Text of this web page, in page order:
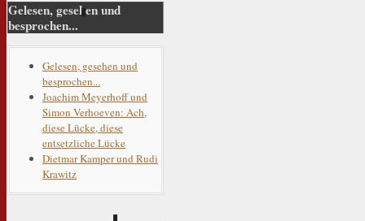
Gelesen, gesehen und
besprochen...
Gelesen, gesehen und
besprochen...
Joachim Meyerhoff und
Simon Verhoeven: Ach,
diese Lücke, diese
entsetzliche Lücke
Dietmar Kamper und Rudi
Krawitz